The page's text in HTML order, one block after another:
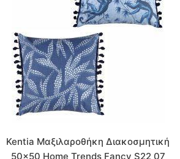
Kentia Μαξιλαροθήκη Διακοσμητική
50×50 Home Trends Fancy S22 07